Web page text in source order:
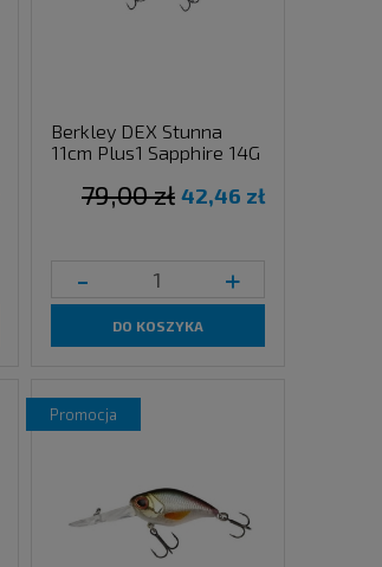
Berkley DEX Stunna
11cm Plus1 Sapphire 14G
42,46 zł
79,00 zł
- +
DO KOSZYKA
promocja